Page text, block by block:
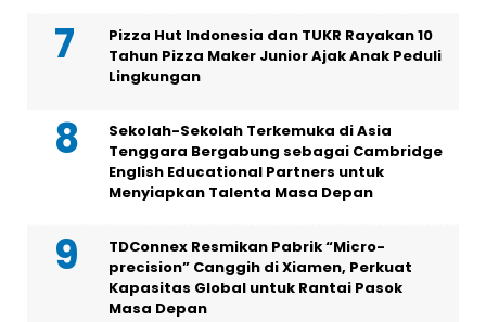
Pizza Hut Indonesia dan TUKR Rayakan 10
Tahun Pizza Maker Junior Ajak Anak Peduli
Lingkungan
Sekolah-Sekolah Terkemuka di Asia
Tenggara Bergabung sebagai Cambridge
English Educational Partners untuk
Menyiapkan Talenta Masa Depan
TDConnex Resmikan Pabrik “Micro-
precision” Canggih di Xiamen, Perkuat
Kapasitas Global untuk Rantai Pasok
Masa Depan